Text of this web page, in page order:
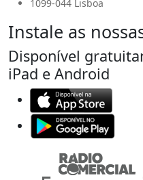
1099-044 Lisboa
Instale as
Disponível
iPad e Android